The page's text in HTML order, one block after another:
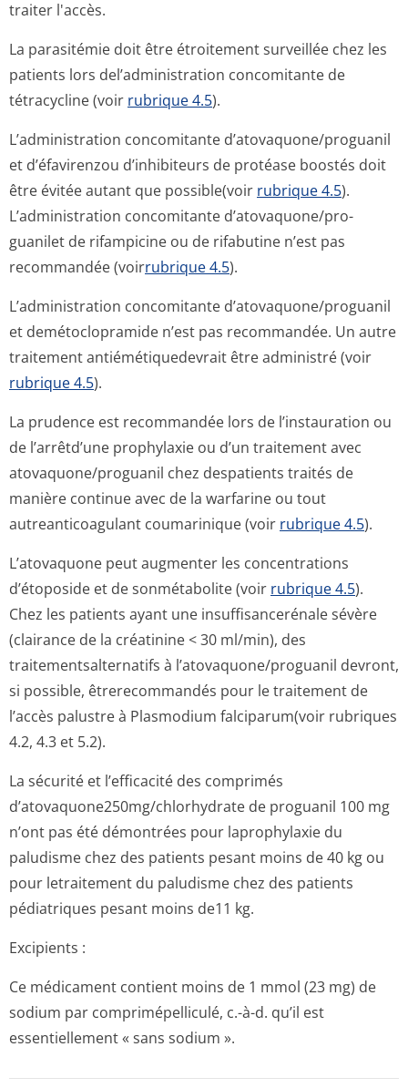
traiter l'accès.
La parasitémie doit être étroitement surveillée chez les
patients lors del’administration concomitante de
tétracycline (voir rubrique 4.5).
L’administration concomitante d’atovaquone/pro­guanil
et d’éfavirenzou d’inhibiteurs de protéase boostés doit
être évitée autant que possible(voir rubrique 4.5).
L’administration concomitante d’atovaquone/pro­
guanilet de rifampicine ou de rifabutine n’est pas
recommandée (voirrubrique 4.5).
L’administration concomitante d’atovaquone/pro­guanil
et demétoclopramide n’est pas recommandée. Un autre
traitement antiémétiquedevrait être administré (voir
rubrique 4.5).
La prudence est recommandée lors de l’instauration ou
de l’arrêtd’une prophylaxie ou d’un traitement avec
atovaquone/pro­guanil chez despatients traités de
manière continue avec de la warfarine ou tout
autreanticoagulant coumarinique (voir rubrique 4.5).
L’atovaquone peut augmenter les concentrations
d’étoposide et de sonmétabolite (voir rubrique 4.5).
Chez les patients ayant une insuffisancerénale sévère
(clairance de la créatinine < 30 ml/min), des
traitementsal­ternatifs à l’atovaquone/pro­guanil devront,
si possible, êtrerecommandés pour le traitement de
l’accès palustre à Plasmodium falciparum(voir rubriques
4.2, 4.3 et 5.2).
La sécurité et l’efficacité des comprimés
d’atovaquone250mg/chlor­hydrate de proguanil 100 mg
n’ont pas été démontrées pour laprophylaxie du
paludisme chez des patients pesant moins de 40 kg ou
pour letraitement du paludisme chez des patients
pédiatriques pesant moins de11 kg.
Excipients :
Ce médicament contient moins de 1 mmol (23 mg) de
sodium par comprimépelliculé, c.-à-d. qu’il est
essentiellement « sans sodium ».